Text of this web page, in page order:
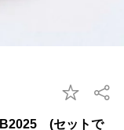
B2025 (セットで